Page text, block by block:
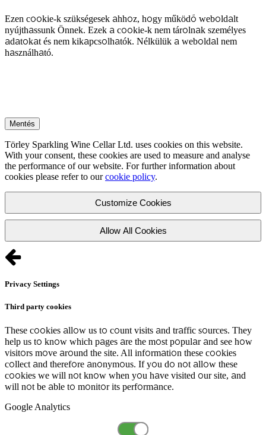
Ezen cookie-k szükségesek ahhoz, hogy működő weboldalt
nyújthassunk Önnek. Ezek a cookie-k nem tárolnak személyes
adatokat és nem kikapcsolhatók. Nélkülük a weboldal nem
használható.
Mentés
Törley Sparkling Wine Cellar Ltd. uses cookies on this website.
With your consent, these cookies are used to measure and analyse
the performance of our website. For further information about
cookies please refer to ourcookie policy.
Customize Cookies
Allow All Cookies
Privacy Settings
Third party cookies
These cookies allow us to count visits and traffic sources. They
help us to know which pages are the most popular and see how
visitors move around the site. All information these cookies
collect and therefore anonymous. If you do not allow these
cookies we will not know when you have visited our site, and
will not be able to monitor its performance.
Google Analytics